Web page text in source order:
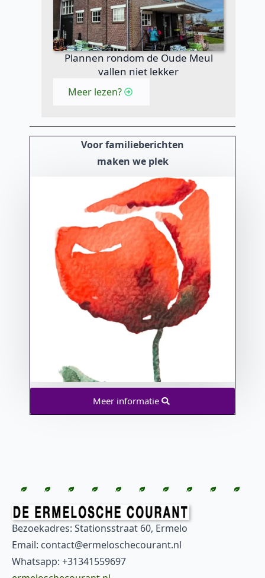
Plannen rondom de Oude Meul
vallen niet lekker
Meer lezen?
Voor familieberichten
maken we plek
Meer informatie
Bezoekadres: Stationsstraat 60, Ermelo
Email: contact@ermeloschecourant.nl
Whatsapp: +31341559697